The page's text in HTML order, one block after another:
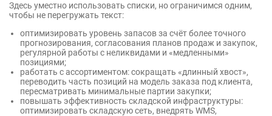
Здесь уместно использовать списки, но ограничимся одним,
чтобы не перегружать текст:
оптимизировать уровень запасов за счёт более точного
прогнозирования, согласования планов продаж и закупок,
регулярной работы с неликвидами и «медленными»
позициями;
работать с ассортиментом: сокращать «длинный хвост»,
переводить часть позиций на модель заказа под клиента,
пересматривать минимальные партии закупки;
повышать эффективность складской инфраструктуры:
оптимизировать складскую сеть, внедрять WMS,